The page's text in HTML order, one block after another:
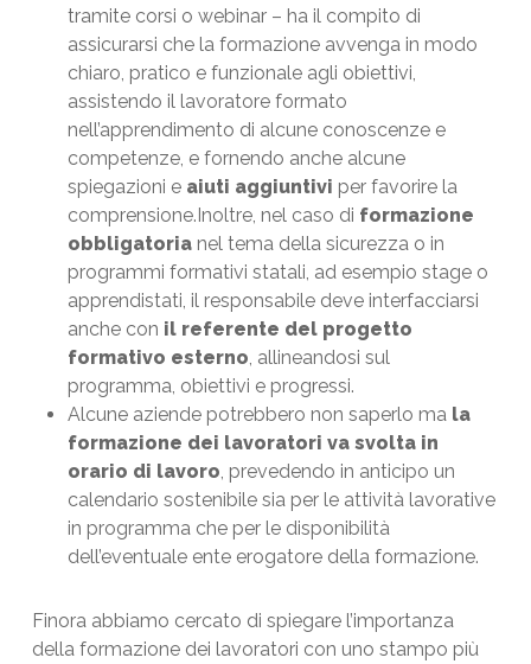
tramite corsi o webinar – ha il compito di
assicurarsi che la formazione avvenga in modo
chiaro, pratico e funzionale agli obiettivi,
assistendo il lavoratore formato
nell’apprendimento di alcune conoscenze e
competenze, e fornendo anche alcune
spiegazioni e aiuti aggiuntivi per favorire la
comprensione.Inoltre, nel caso di formazione
obbligatorianel tema della sicurezza o in
programmi formativi statali, ad esempio stage o
apprendistati, il responsabile deve interfacciarsi
anche con il referente del progetto
formativo esterno, allineandosi sul
programma, obiettivi e progressi.
Alcune aziende potrebbero non saperlo ma la
formazione dei lavoratori va svolta in
orario di lavoro, prevedendo in anticipo un
calendario sostenibile sia per le attività lavorative
in programma che per le disponibilità
dell’eventuale ente erogatore della formazione.
Finora abbiamo cercato di spiegare l’importanza
della formazione dei lavoratori con uno stampo più